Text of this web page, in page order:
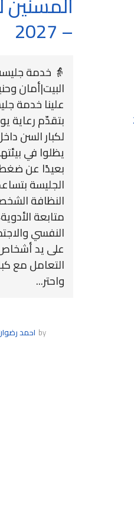
– 2027
👵 خدمة
البيت|أمان
علينا خدمة
بتقدّم رعاية
لكبار السن
يظلوا في
بعيدًا عن
الجليسة
النظافة
متابعة
النفسي
على يد
التعامل مع
واحتر...
by احمد